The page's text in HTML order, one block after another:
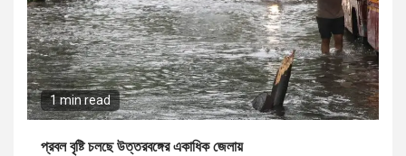
1 min read
প্রবল বৃষ্টি চলছে উত্তরবঙ্গের একাধিক জেলায়